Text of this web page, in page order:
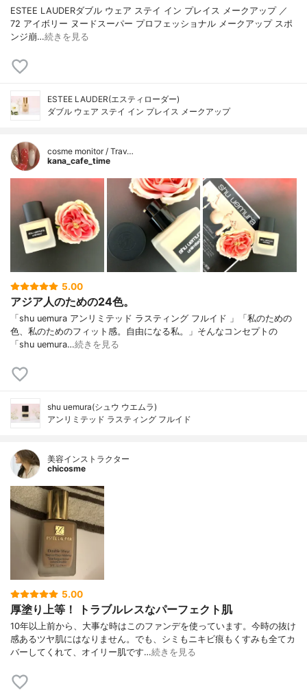
ESTEE LAUDERダブル ウェア ステイ イン プレイス メークアップ ／
72 アイボリー ヌードスーパー プロフェッショナル メークアップ スポ
ンジ崩…続きを見る
ESTEE LAUDER(エスティローダー)
ダブル ウェア ステイ イン プレイス メークアップ
cosme monitor / Trav…
kana_cafe_time
5.00
アジア人のための24色。
「shu uemura アンリミテッド ラスティング フルイド 」「私のための
色、私のためのフィット感。自由になる私。」そんなコンセプトの
「shu uemura…続きを見る
shu uemura(シュウ ウエムラ)
アンリミテッド ラスティング フルイド
美容インストラクター
chicosme
5.00
厚塗り上等！ トラブルレスなパーフェクト肌
10年以上前から、大事な時はこのファンデを使っています。今時の抜け
感あるツヤ肌にはなりません。でも、シミもニキビ痕もくすみも全てカ
バーしてくれて、オイリー肌です…続きを見る